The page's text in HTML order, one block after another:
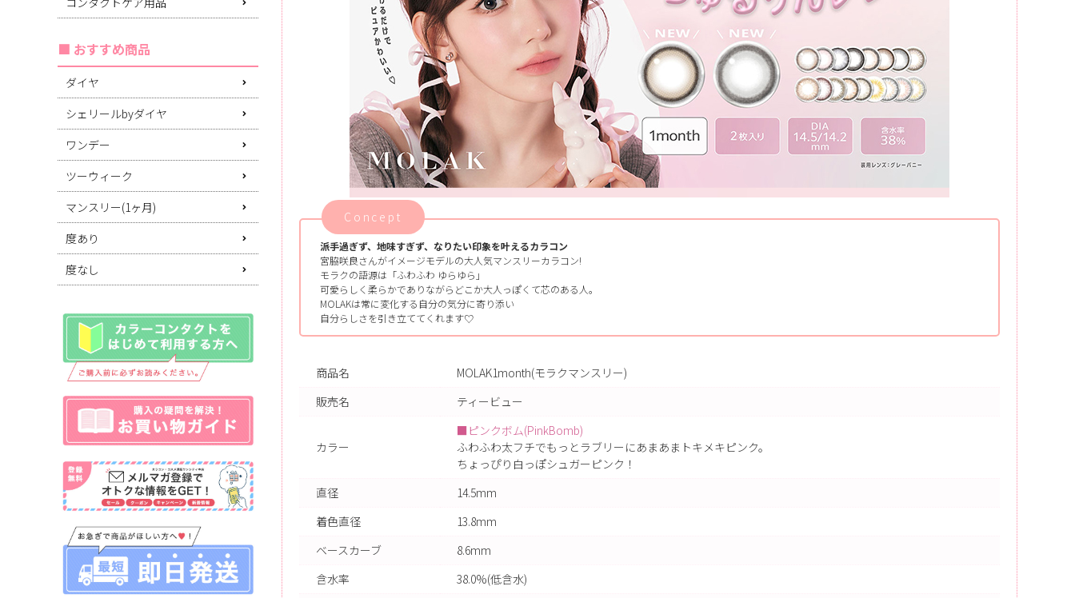
おすすめ商品
ダイヤ
シェリールbyダイヤ
ワンデー
ツーウィーク
マンスリー(1ヶ月)
度あり
度なし
Concept
派手過ぎず、地味すぎず、なりたい印象を叶えるカラコン
宮脇咲良さんがイメージモデルの大人気マンスリーカラコン!
モラクの語源は「ふわふわ ゆらゆら」
可愛らしく柔らかでありながらどこか大人っぽくて芯のある人。
MOLAKは常に変化する自分の気分に寄り添い
自分らしさを引き立ててくれます♡
商品名
MOLAK1month(モラクマンスリー)
販売名
ティービュー
カラー
■ピンクボム(PinkBomb)
ふわふわ太フチでもっとラブリーにあまあまトキメキピンク。
ちょっぴり白っぽシュガーピンク！
直径
14.5mm
着色直径
13.8mm
ベースカーブ
8.6mm
含水率
38.0%(低含水)